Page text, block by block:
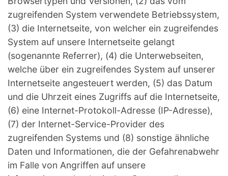
zugreifenden System verwendete Betriebssystem,
(3) die Internetseite, von welcher ein zugreifendes
System auf unsere Internetseite gelangt
(sogenannte Referrer), (4) die Unterwebseiten,
welche über ein zugreifendes System auf unserer
Internetseite angesteuert werden, (5) das Datum
und die Uhrzeit eines Zugriffs auf die Internetseite,
(6) eine Internet-Protokoll-Adresse (IP-Adresse),
(7) der Internet-Service-Provider des
zugreifenden Systems und (8) sonstige ähnliche
Daten und Informationen, die der Gefahrenabwehr
im Falle von Angriffen auf unsere